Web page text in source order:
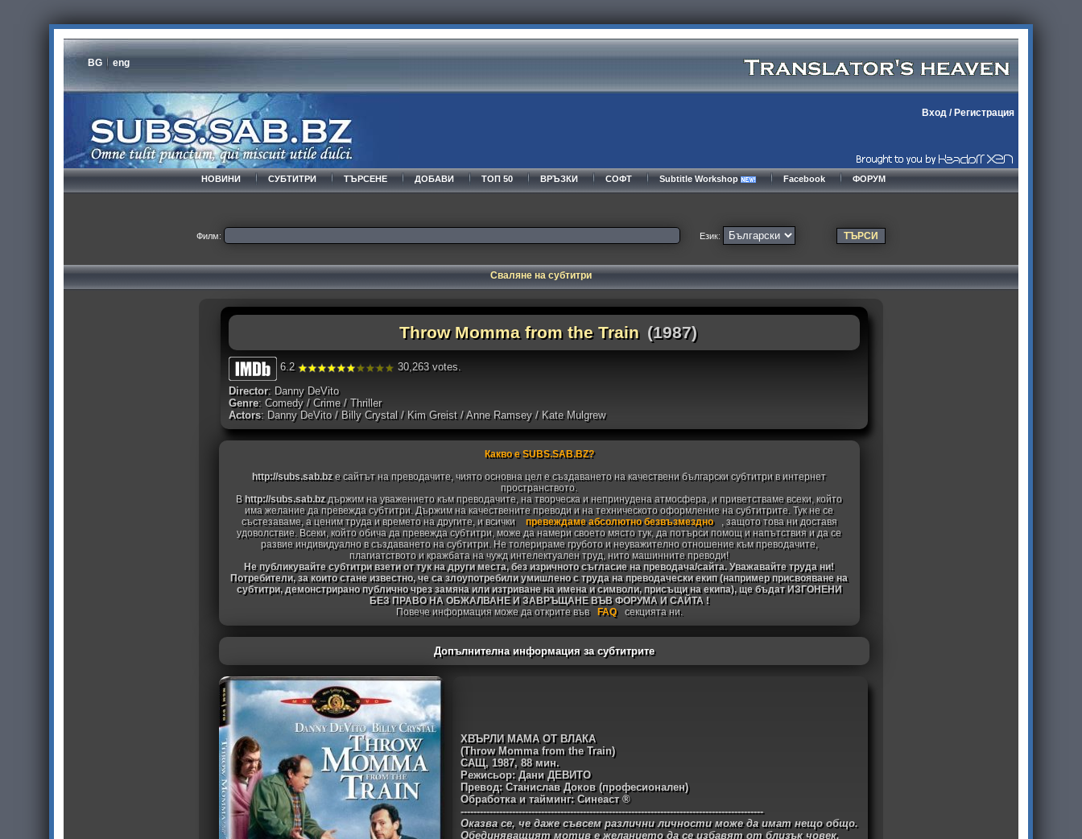
BG eng
Вход/ Регистрация
НОВИНИ СУБТИТРИ ТЪРСЕНЕ ДОБАВИ ТОП 50 ВРЪЗКИ СОФТ Subtitle Workshop Facebook ФОРУМ
Филм: Език:
Сваляне на субтитри
Throw Momma from the Train (1987)
6.2 30,263 votes.
Director: Danny DeVito
Genre: Comedy / Crime / Thriller
Actors: Danny DeVito / Billy Crystal / Kim Greist / Anne Ramsey / Kate Mulgrew
Какво е SUBS.SAB.BZ?
http://subs.sab.bzе сайтът на преводачите, чиято основна цел е създаването на качествени български субтитри в интернет
пространството.
В http://subs.sab.bzдържим на уважението към преводачите, на творческа и непринудена атмосфера, и приветстваме всеки, който
има желание да превежда субтитри. Държим на качествените преводи и на техническото оформление на субтитрите. Тук не се
състезаваме, а ценим труда и времето на другите, и всички
превеждаме абсолютно безвъзмездно
, защото това ни доставя
удоволствие. Всеки, който обича да превежда субтитри, може да намери своето място тук, да потърси помощ и напътствия и да се
развие индивидуално в създаването на субтитри. Не толерираме грубото и неуважително отношение към преводачите,
плагиатството и кражбата на чужд интелектуален труд, нито машинните преводи!
Не публикувайте субтитри взети от тук на други места, без изричното съгласие на преводача/сайта. Уважавайте труда ни!
Потребители, за които стане известно, че са злоупотребили умишлено с труда на преводачески екип (например присвояване на
субтитри, демонстрирано публично чрез замяна или изтриване на имена и символи, присъщи на екипа), ще бъдат ИЗГОНЕНИ
БЕЗ ПРАВО НА ОБЖАЛВАНЕ И ЗАВРЪЩАНЕ ВЪВ ФОРУМА И САЙТА !
Повече информация може да открите във
FAQ секцията ни.
Допълнителна информация за субтитрите
ХВЪРЛИ МАМА ОТ ВЛАКА
(Throw Momma from the Train)
САЩ, 1987, 88 мин.
Режисьор: Дани ДЕВИТО
Превод: Станислав Доков (професионален)
Обработка и тайминг: Синеаст ®
----------------------------------------------------------------------------------------------
Оказва се, че даже съвсем различни личности може да имат нещо общо.
Обединяващият мотив е желанието да се избавят от близък човек.